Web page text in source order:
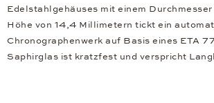
Edelstahlgehäuses mit einem
Höhe von 14,4 Millimetern tickt ein
Chronographenwerk auf Basis eines ETA
Saphirglas ist kratzfest und verspricht